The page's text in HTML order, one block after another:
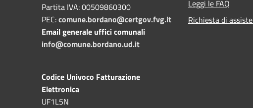
Partita IVA: 00509860300
PEC:comune.bordano@certgov.fvg.it
Email generale uffici comunali
info@comune.bordano.ud.it
Codice Univoco Fatturazione
Elettronica
UF1L5N
Leggi le FAQ
Richiesta di